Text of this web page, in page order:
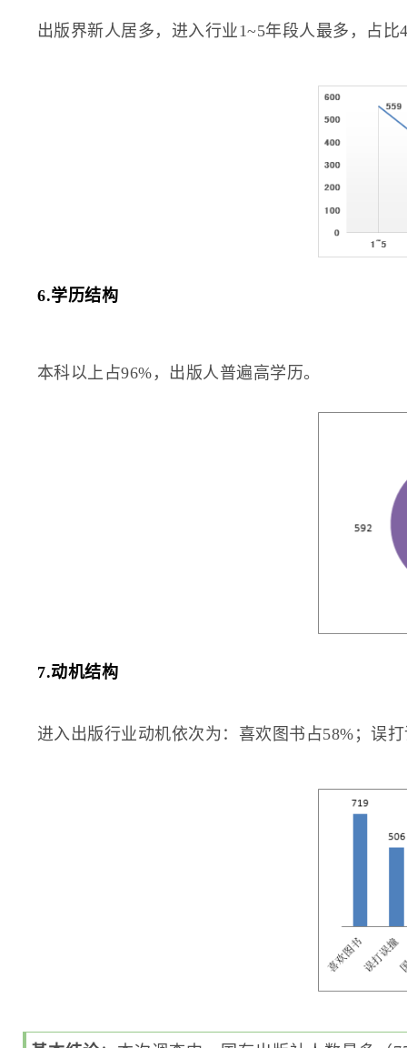
出版界新人居多，进入行业1~5年段人最多，占
6.学历结构
本科以上占96%，出版人普遍高学历。
7.动机结构
进入出版行业动机依次为：喜欢图书占58%；误